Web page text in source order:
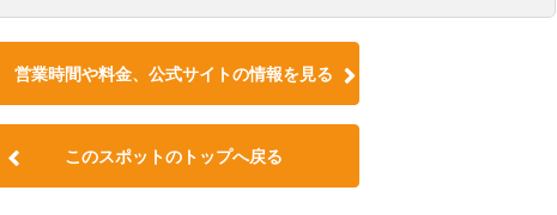
営業時間や料金、公式サイトの情報を見る
このスポットのトップへ戻る